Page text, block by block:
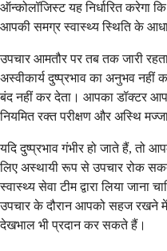
ऑन्कोलॉजिस्ट यह निर्धारित करेगा
आपकी समग्र स्वास्थ्य स्थिति के
उपचार आमतौर पर तब तक जारी
अस्वीकार्य दुष्प्रभाव का अनुभव नहीं
बंद नहीं कर देता। आपका डॉक्टर
नियमित रक्त परीक्षण और अस्थि
यदि दुष्प्रभाव गंभीर हो जाते हैं, तो
लिए अस्थायी रूप से उपचार रोक
स्वास्थ्य सेवा टीम द्वारा लिया जाना
उपचार के दौरान आपको सहज रखने
देखभाल भी प्रदान कर सकते हैं।